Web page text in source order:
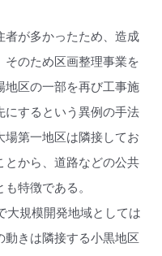
者が多かったため、造成
そのため区画整理事業を
地区の一部を再び工事施
にするという異例の手法
場第一地区は隣接してお
とから、道路などの公共
特徴である。
大規模開発地域としては
きは隣接する小黒地区